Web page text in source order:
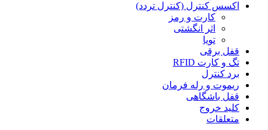
اکسس کنترل (کنترل تردد)
کارت و رمز
اثر انگشتی
تویا
قفل برقی
تگ و کارت RFID
برد کنترل
ریموت و رله فرمان
قفل باشگاهی
کلید خروج
متعلقات